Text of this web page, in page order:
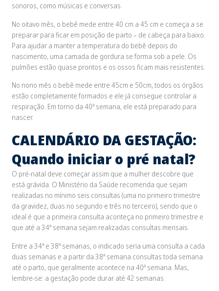
sonoros, como músicas e conversas.
No oitavo mês, o bebê mede entre 40 cm a 45 cm e começa a se
preparar para ficar em posição de parto – de cabeça para baixo.
Para ajudar a manter a temperatura do bebê depois do
nascimento, uma camada de gordura se forma sob a pele. Os
pulmões estão quase prontos e os ossos ficam mais resistentes.
No nono mês o bebê mede entre 45cm e 50cm, todos os órgãos
estão completamente formados e ele já consegue controlar a
respiração. Em torno da 40ª semana, ele está preparado para
nascer.
CALENDÁRIO DA GESTAÇÃO:
Quando iniciar o pré natal?
O pré-natal deve começar assim que a mulher descobre que
está grávida. O Ministério da Saúde recomenda que sejam
realizadas no mínimo seis consultas (uma no primeiro trimestre
da gravidez, duas no segundo e três no terceiro), sendo que o
ideal é que a primeira consulta aconteça no primeiro trimestre e
que até a 34ª semana sejam realizadas consultas mensais.
Entre a 34ª e 38ª semanas, o indicado seria uma consulta a cada
duas semanas e a partir da 38ª semana consultas toda semana
até o parto, que geralmente acontece na 40ª semana. Mas,
lembre-se: a gestação pode durar até 42 semanas.